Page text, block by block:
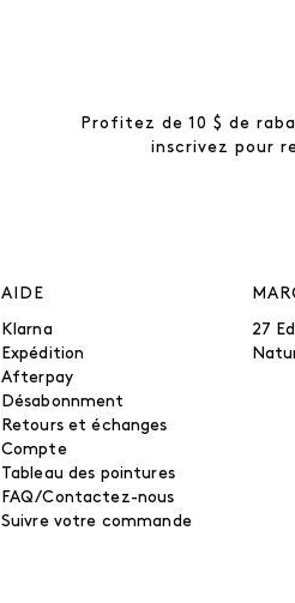
Profitez de 10 $ de
inscrivez pour
AIDE
Klarna
Expédition
Afterpay
Désabonnment
Retours et échanges
Compte
Tableau des pointures
FAQ/Contactez-nous
Suivre votre commande
27